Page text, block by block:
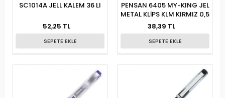
SC1014A JELL KALEM 36 LI
52,25 TL
SEPETE EKLE
PENSAN 6405 MY-KING JEL
METAL KLİPS KLM KIRMIZ 0,5
38,39 TL
SEPETE EKLE